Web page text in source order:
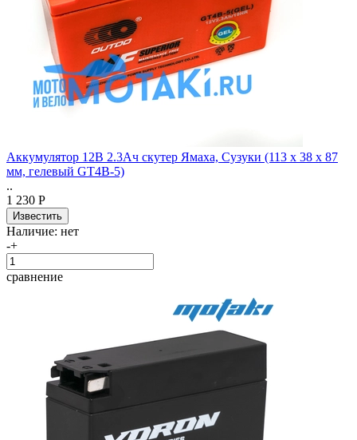
Аккумулятор 12В 2.3Ач скутер Ямаха, Сузуки (113 х 38 х 87
мм, гелевый GT4B-5)
..
1 230 Р
Наличие: нет
-+
сравнение